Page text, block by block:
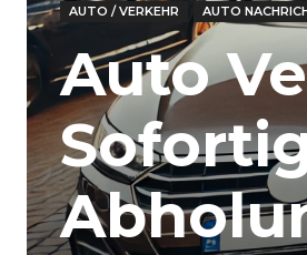
AUTO / VERKEHR AUTO
Auto